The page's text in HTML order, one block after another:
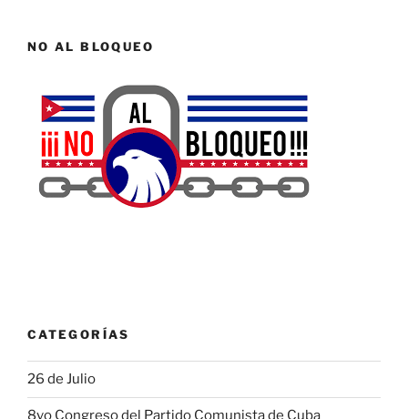
NO AL BLOQUEO
CATEGORÍAS
26 de Julio
8vo Congreso del Partido Comunista de Cuba